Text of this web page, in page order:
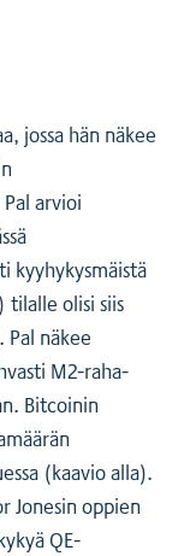
jossa hän näkee
arvioi
kyyhykysmäistä
tilalle olisi siis
Pal näkee
M2-raha-
Bitcoinin
(kaavio alla).
Jonesin oppien
QE-